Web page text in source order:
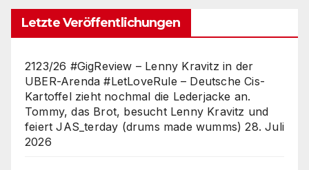
Letzte Veröffentlichungen
2123/26 #GigReview – Lenny Kravitz in der
UBER-Arenda #LetLoveRule – Deutsche Cis-
Kartoffel zieht nochmal die Lederjacke an.
Tommy, das Brot, besucht Lenny Kravitz und
feiert JAS_terday (drums made wumms) 28. Juli
2026